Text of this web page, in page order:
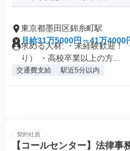
東京都墨田区錦糸町駅
月給31万5000円～41万4000
求める人材: ・未経験歓迎！
り） ・高校卒業以上の方...
交通費支給 駅近5分以内
契約社員
【コールセンター】法律